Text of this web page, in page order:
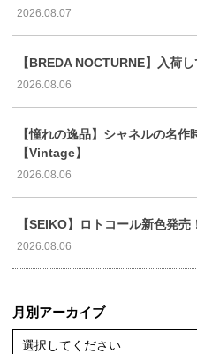
2026.08.07
【BREDA NOCTURNE】入荷
2026.08.06
【憧れの逸品】シャネルの名作
【Vintage】
2026.08.06
【SEIKO】ロトコール新色発売
2026.08.06
月別アーカイブ
選択してください